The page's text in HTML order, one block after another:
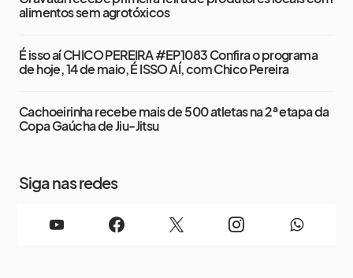
alimentos sem agrotóxicos
É isso aí CHICO PEREIRA #EP1083 Confira o programa
de hoje, 14 de maio, É ISSO AÍ, com Chico Pereira
Cachoeirinha recebe mais de 500 atletas na 2ª etapa da
Copa Gaúcha de Jiu-Jitsu
Siga nas redes